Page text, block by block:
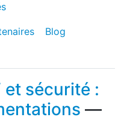
Blog
sécurité :
—